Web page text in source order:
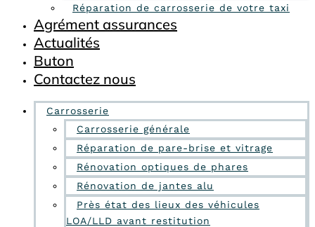
Réparation de carrosserie de votre taxi
Agrément assurances
Actualités
Buton
Contactez nous
Carrosserie
Carrosserie générale
Réparation de pare-brise et vitrage
Rénovation optiques de phares
Rénovation de jantes alu
Près état des lieux des véhicules
LOA/LLD avant restitution